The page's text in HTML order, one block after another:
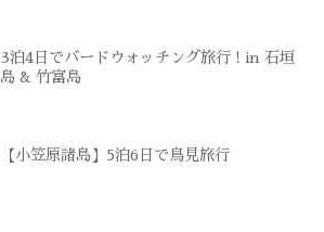
3泊4日でバードウォッチング旅行 ! in 石垣
島 & 竹富島
【小笠原諸島】5泊6日で鳥見旅行